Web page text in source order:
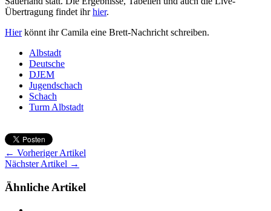
Übertragung findet ihrhier.
Hierkönnt ihr Camila eine Brett-Nachricht schreiben.
Albstadt
Deutsche
DJEM
Jugendschach
Schach
Turm Albstadt
← Vorheriger Artikel
Nächster Artikel →
Ähnliche Artikel